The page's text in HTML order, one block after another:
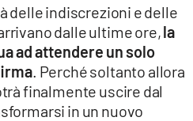
delle indiscrezioni e delle
dalle ultime ore,la
ad attendere un solo
. Perché soltanto allora
finalmente uscire dal
in un nuovo